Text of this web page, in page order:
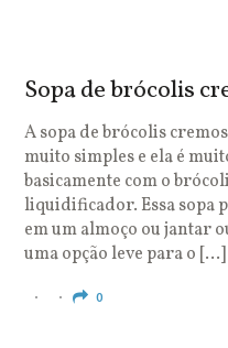
Sopa de brócolis
A sopa de brócolis
muito simples e ela é
basicamente com o
liquidificador. Essa sopa
em um almoço ou jantar
uma opção leve para o […]
0